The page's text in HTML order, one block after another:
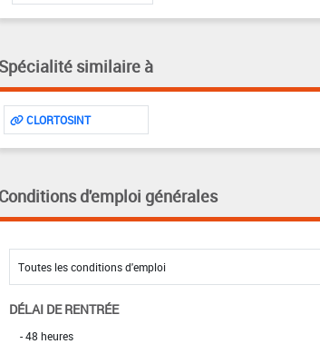
Spécialité similaire à
CLORTOSINT
Conditions d'emploi générales
DÉLAI DE RENTRÉE
- 48 heures